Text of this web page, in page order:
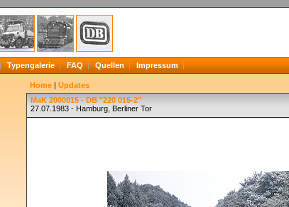
Typengalerie FAQ Quellen Impressum
Home | Updates
MaK 2000015 - DB "220 015-2"
27.07.1983 - Hamburg, Berliner Tor